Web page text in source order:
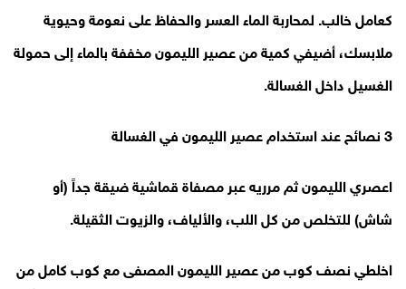
كعامل خالب. لمحاربة الماء العسر والحفاظ على نعومة وحيوية
ملابسك، أضيفي كمية من عصير الليمون مخففة بالماء إلى حمولة
الغسيل داخل الغسالة.
3 نصائح عند استخدام عصير الليمون في الغسالة
اعصري الليمون ثم مرريه عبر مصفاة قماشية ضيقة جداً (أو
شاش) للتخلص من كل اللب، والألياف، والزيوت الثقيلة.
اخلطي نصف كوب من عصير الليمون المصفى مع كوب كامل من